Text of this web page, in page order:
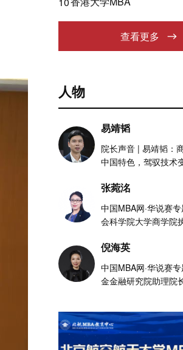
查看更多
人物
易靖韬
院长声音 | 易靖韬：
中国特色，驾驭技术
张菀洺
中国MBA网·华说赛
会科学院大学商学院
倪海英
中国MBA网·华说赛
金金融研究院助理院